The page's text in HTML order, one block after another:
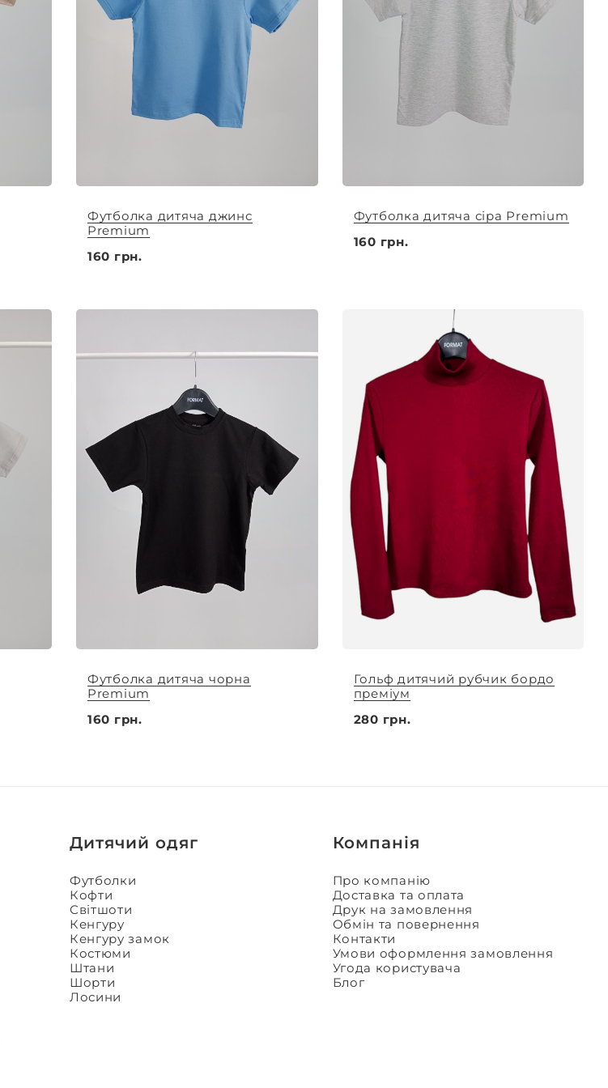
Футболка дитяча джинс
Premium
160 грн.
Футболка дитяча сіра Premium
160 грн.
Футболка дитяча чорна
Premium
160 грн.
Гольф дитячий рубчик бордо
преміум
280 грн.
Дитячий одяг
Футболки
Кофти
Світшоти
Кенгуру
Кенгуру замок
Костюми
Штани
Шорти
Лосини
Компанія
Про компанію
Доставка та оплата
Друк на замовлення
Обмін та повернення
Контакти
Умови оформлення замовлення
Угода користувача
Блог